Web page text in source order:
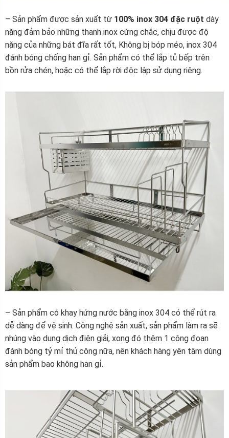
– Sản phẩm được sản xuất từ 100% inox 304 đặc ruột dày
nặng đảm bảo những thanh inox cứng chắc, chịu được độ
nặng của những bát đĩa rất tốt, Không bị bóp méo, inox 304
đánh bóng chống han gỉ. Sản phẩm có thể lắp tủ bếp trên
bồn rửa chén, hoặc có thể lắp rời độc lập sử dụng riêng.
– Sản phẩm có khay hứng nước bằng inox 304 có thể rút ra
dễ dàng để vệ sinh. Công nghệ sản xuất, sản phẩm làm ra sẽ
nhúng vào dung dịch điện giải, xong đó thêm 1 công đoạn
đánh bóng tỷ mỉ thủ công nữa, nên khách hàng yên tâm dùng
sản phẩm bao không han gỉ.